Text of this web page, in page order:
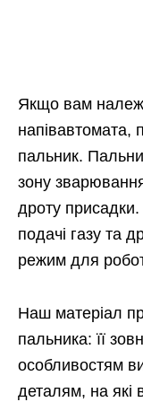
Якщо вам
напівавтомата,
пальник.
зону
дроту
подачі газу та
режим для
Наш матеріал
пальника: її
особливостям
деталям, на які